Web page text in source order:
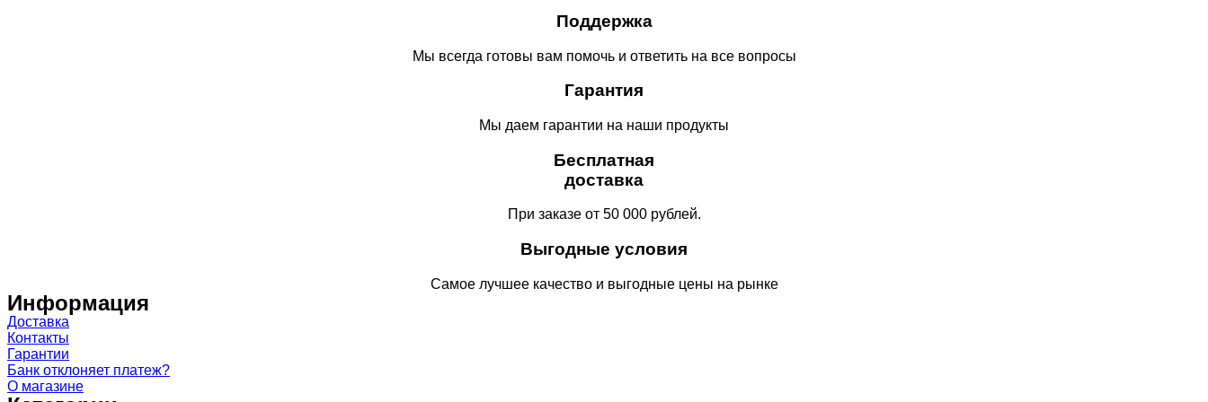
Поддержка
Мы всегда готовы вам помочь и ответить на все вопросы
Гарантия
Мы даем гарантии на наши продукты
Бесплатная
доставка
При заказе от 50 000 рублей.
Выгодные условия
Самое лучшее качество и выгодные цены на рынке
Информация
Доставка
Контакты
Гарантии
Банк отклоняет платеж?
О магазине